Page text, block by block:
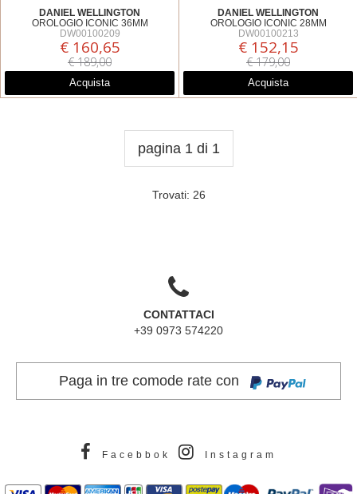
DANIEL WELLINGTON
OROLOGIO ICONIC 36MM
DW00100209
€ 160,65
€ 189,00
Acquista
DANIEL WELLINGTON
OROLOGIO ICONIC 28MM
DW00100213
€ 152,15
€ 179,00
Acquista
pagina 1 di 1
Trovati: 26
CONTATTACI
+39 0973 574220
Paga in tre comode rate con
Facebbok Instagram